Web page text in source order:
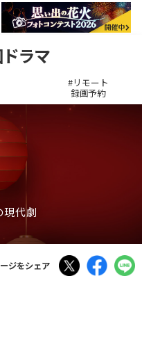
ラマ
#リモート
録画予約
現代劇
ジをシェア Tweet